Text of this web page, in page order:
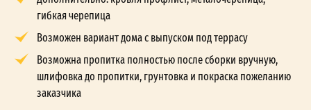
гибкая черепица
Возможен вариант дома с выпуском под террасу
Возможна пропитка полностью после сборки вручную,
шлифовка до пропитки, грунтовка и покраска пожеланию
заказчика